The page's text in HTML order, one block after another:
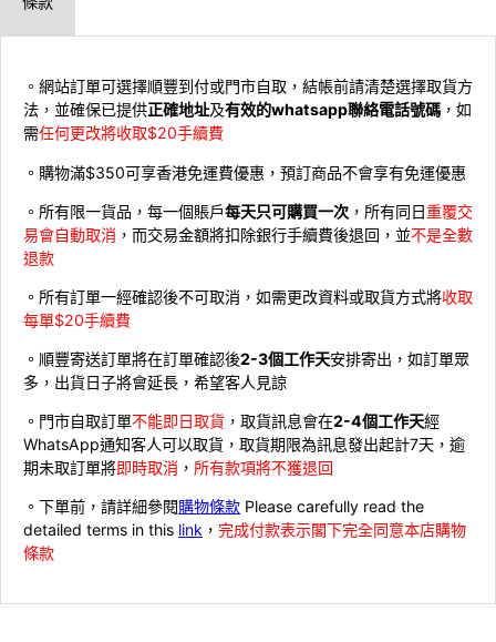
。網站訂單可選擇順豐到付或門市自取，結帳前請清楚選擇取貨方
法，並確保已提供正確地址及有效的whatsapp聯絡電話號碼 ，如
需任何更改將收取$20手續費
。購物滿$350可享香港免運費優惠，預訂商品不會享有免運優惠
。所有限一貨品，每一個賬戶每天只可購買一次 ，所有同日重覆交
易會自動取消 ，而交易金額將扣除銀行手續費後退回，並不是全數
退款
。所有訂單一經確認後不可取消，如需更改資料或取貨方式將收取
每單$20手續費
。順豐寄送訂單將在訂單確認後2-3個工作天安排寄出，如訂單眾
多，出貨日子將會延長，希望客人見諒
。門市自取訂單不能即日取貨 ，取貨訊息會在2-4個工作天經
WhatsApp通知客人可以取貨，取貨期限為訊息發出起計7天，逾
期未取訂單將即時取消 ， 所有款項將不獲退回
。下單前，請詳細參閱購物條款 Please carefully read the
detailed terms in this link ， 完成付款表示閣下完全同意本店購物
條款